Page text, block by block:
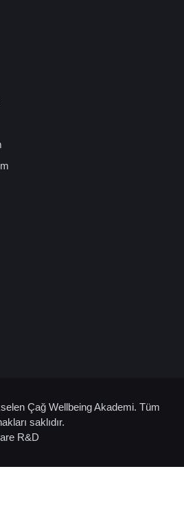
Çağ Wellbeing Akademi. Tüm
saklıdır.
R&D